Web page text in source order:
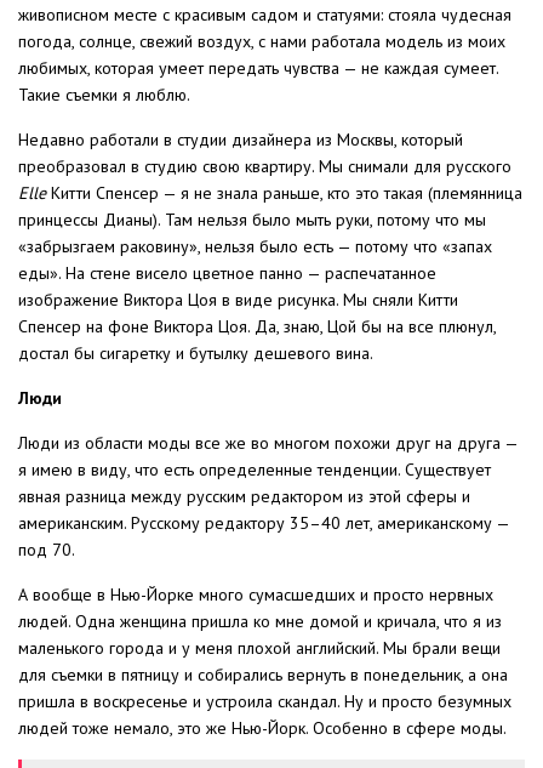
живописном месте с красивым садом и статуями: стояла чудесная
погода, солнце, свежий воздух, с нами работала модель из моих
любимых, которая умеет передать чувства — не каждая сумеет.
Такие съемки я люблю.
Недавно работали в студии дизайнера из Москвы, который
преобразовал в студию свою квартиру. Мы снимали для русского
ElleКитти Спенсер — я не знала раньше, кто это такая (племянница
принцессы Дианы). Там нельзя было мыть руки, потому что мы
«забрызгаем раковину», нельзя было есть — потому что «запах
еды». На стене висело цветное панно — распечатанное
изображение Виктора Цоя в виде рисунка. Мы сняли Китти
Спенсер на фоне Виктора Цоя. Да, знаю, Цой бы на все плюнул,
достал бы сигаретку и бутылку дешевого вина.
Люди
Люди из области моды все же во многом похожи друг на друга —
я имею в виду, что есть определенные тенденции. Существует
явная разница между русским редактором из этой сферы и
американским. Русскому редактору 35–40 лет, американскому —
под 70.
А вообще в Нью-Йорке много сумасшедших и просто нервных
людей. Одна женщина пришла ко мне домой и кричала, что я из
маленького города и у меня плохой английский. Мы брали вещи
для съемки в пятницу и собирались вернуть в понедельник, а она
пришла в воскресенье и устроила скандал. Ну и просто безумных
людей тоже немало, это же Нью-Йорк. Особенно в сфере моды.